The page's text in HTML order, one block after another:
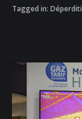
QUI
Tagged in: